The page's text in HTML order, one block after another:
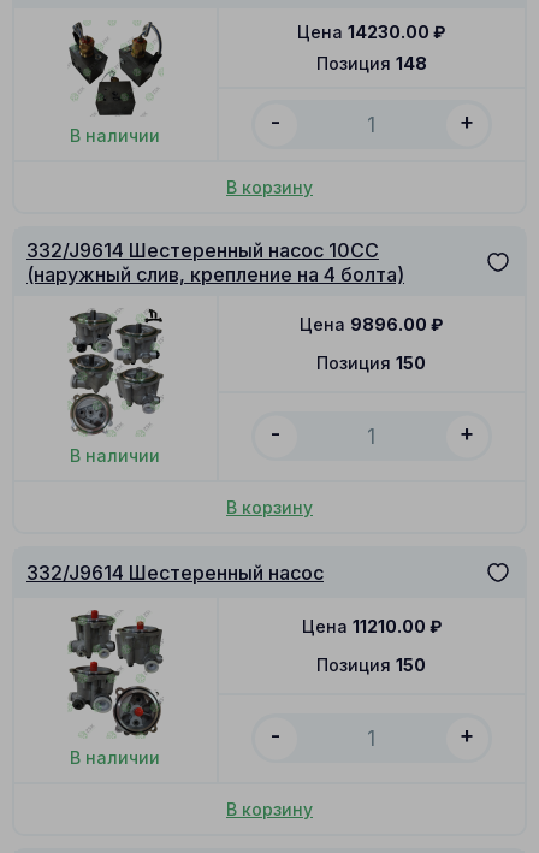
В наличии
Позиция 148
Цена 14230.00 ₽
- +
В корзину
332/J9614 Шестеренный насос 10CC
(наружный слив, крепление на 4 болта)
В наличии
Позиция 150
Цена 9896.00 ₽
- +
В корзину
332/J9614 Шестеренный насос
В наличии
Позиция 150
Цена 11210.00 ₽
- +
В корзину